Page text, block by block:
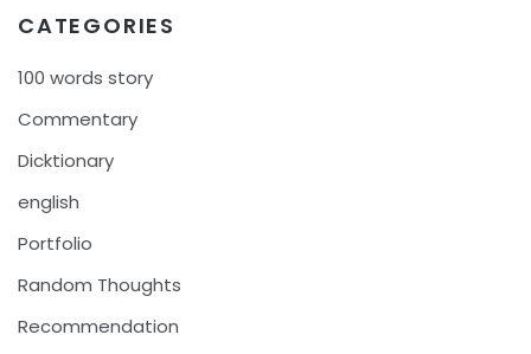
CATEGORIES
100 words story
Commentary
Dicktionary
english
Portfolio
Random Thoughts
Recommendation